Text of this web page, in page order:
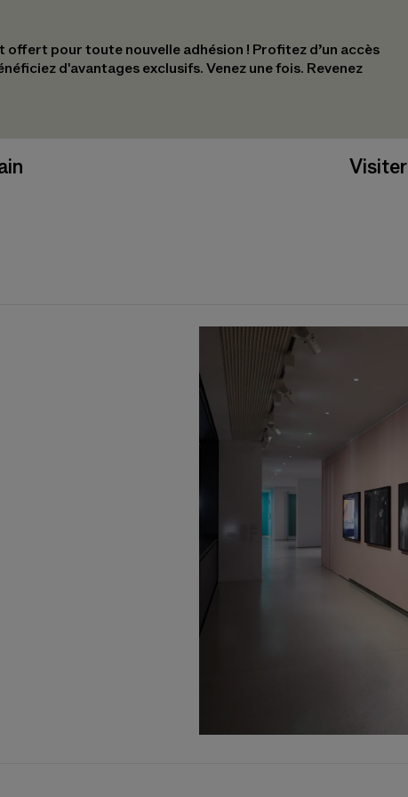
offert pour toute nouvelle adhésion !​ Profitez d’un accès
d'avantages exclusifs.​ Venez une fois. Revenez
Visiter